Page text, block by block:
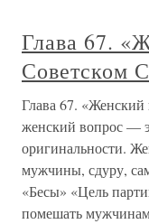
Глава 67.
Советском
Глава 67.
женский вопрос —
оригинальности.
мужчины, сдуру,
«Бесы» «Цель
помешать